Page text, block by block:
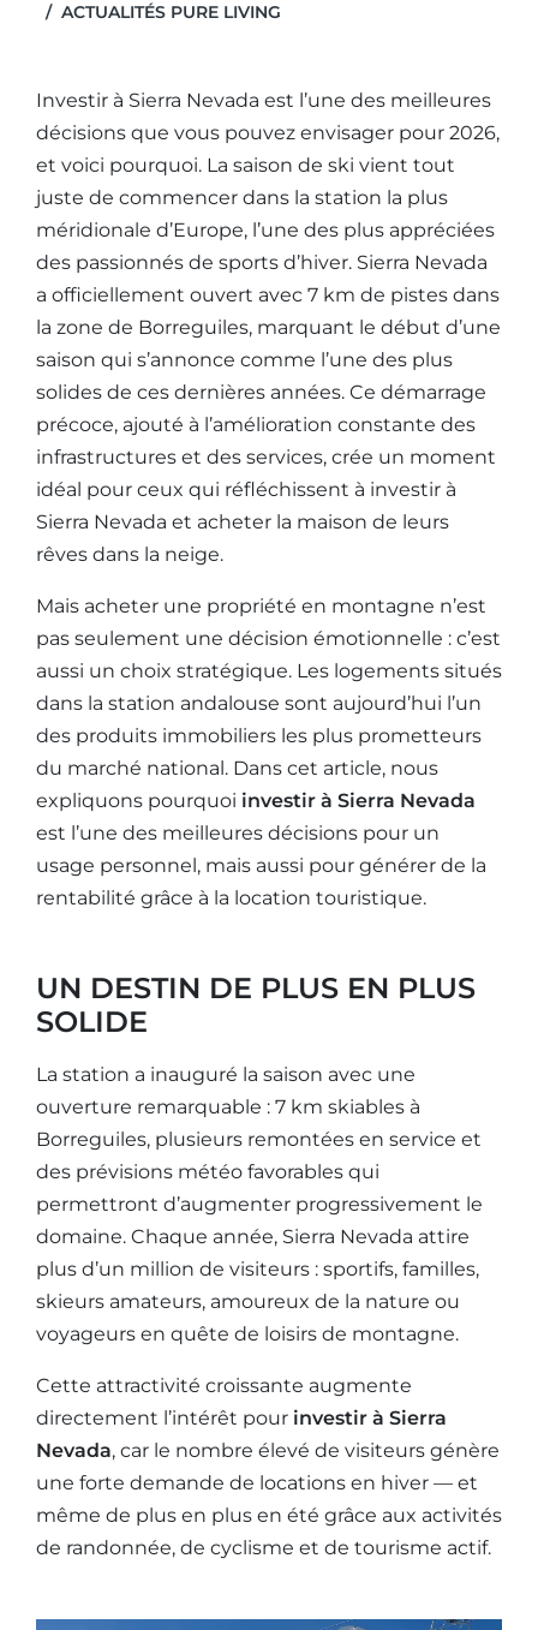
ACTUALITÉS PURE LIVING
Investir à Sierra Nevada est l’une des meilleures
décisions que vous pouvez envisager pour 2026,
et voici pourquoi. La saison de ski vient tout
juste de commencer dans la station la plus
méridionale d’Europe, l’une des plus appréciées
des passionnés de sports d’hiver. Sierra Nevada
a officiellement ouvert avec 7 km de pistes dans
la zone de Borreguiles, marquant le début d’une
saison qui s’annonce comme l’une des plus
solides de ces dernières années. Ce démarrage
précoce, ajouté à l’amélioration constante des
infrastructures et des services, crée un moment
idéal pour ceux qui réfléchissent à investir à
Sierra Nevada et acheter la maison de leurs
rêves dans la neige.
Mais acheter une propriété en montagne n’est
pas seulement une décision émotionnelle : c’est
aussi un choix stratégique. Les logements situés
dans la station andalouse sont aujourd’hui l’un
des produits immobiliers les plus prometteurs
du marché national. Dans cet article, nous
expliquons pourquoi investir à Sierra Nevada
est l’une des meilleures décisions pour un
usage personnel, mais aussi pour générer de la
rentabilité grâce à la location touristique.
UN DESTIN DE PLUS EN PLUS
SOLIDE
La station a inauguré la saison avec une
ouverture remarquable : 7 km skiables à
Borreguiles, plusieurs remontées en service et
des prévisions météo favorables qui
permettront d’augmenter progressivement le
domaine. Chaque année, Sierra Nevada attire
plus d’un million de visiteurs : sportifs, familles,
skieurs amateurs, amoureux de la nature ou
voyageurs en quête de loisirs de montagne.
Cette attractivité croissante augmente
directement l’intérêt pour investir à Sierra
Nevada, car le nombre élevé de visiteurs génère
une forte demande de locations en hiver — et
même de plus en plus en été grâce aux activités
de randonnée, de cyclisme et de tourisme actif.